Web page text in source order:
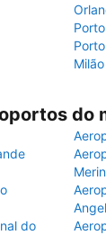
Porto
Milão
do
do